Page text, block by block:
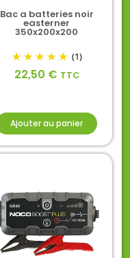
Bac a batteries noir
easterner
350x200x200
(1)
22,50 € TTC
Ajouter au panier